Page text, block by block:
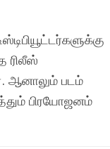
பியூட்டர்களுக்கு
ரிலீஸ்
ஆனாலும் படம்
பிரயோஜனம்